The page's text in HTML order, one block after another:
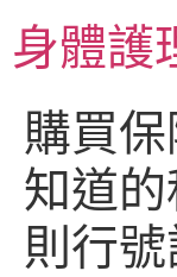
主身體護
購買
知道
則行號